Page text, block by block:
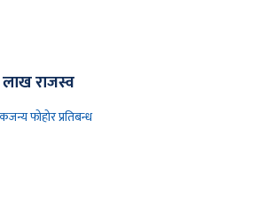
लाख राजस्व